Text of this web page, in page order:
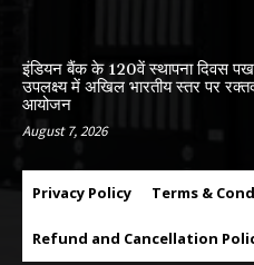
इंडियन बैंक के 120वें स्थापना दिवस
उपलक्ष्य में अखिल भारतीय स्तर पर
आयोजन
August 7, 2026
Privacy Policy Terms &
Refund and Cancellation